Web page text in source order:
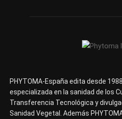
PHYTOMA-España edita desde
especializada en la sanidad de los
Transferencia Tecnológica y
Sanidad Vegetal. Además